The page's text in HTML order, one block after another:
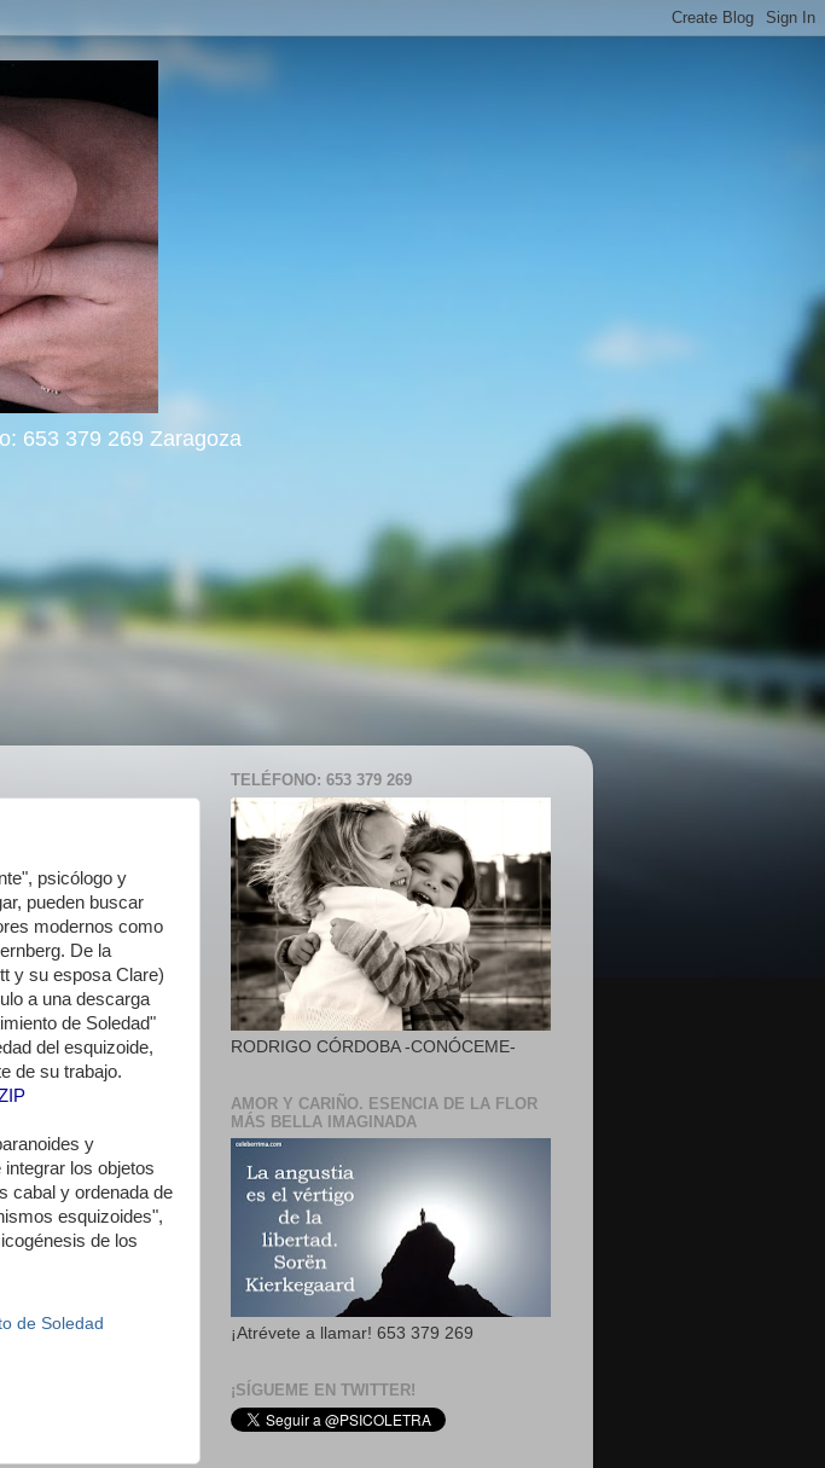
653 379 269 Zaragoza
psicólogo y
pueden buscar
modernos como
De la
y su esposa Clare)
a una descarga
de Soledad"
del esquizoide,
de su trabajo.
y
los objetos
cabal y ordenada de
esquizoides",
de los
de Soledad
TELÉFONO: 653 379 269
RODRIGO CÓRDOBA -CONÓCEME-
AMOR Y CARIÑO. ESENCIA DE LA FLOR
MÁS BELLA IMAGINADA
¡Atrévete a llamar! 653 379 269
¡SÍGUEME EN TWITTER!